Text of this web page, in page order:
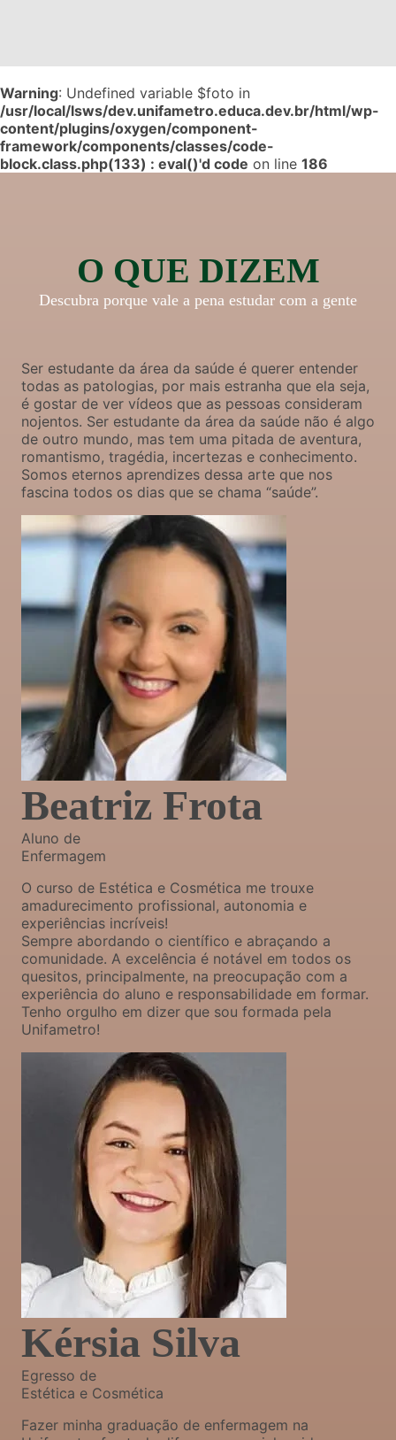
Warning: Undefined variable $foto in
/usr/local/lsws/dev.unifametro.educa.dev.br/html/wp-
content/plugins/oxygen/component-
framework/components/classes/code-
block.class.php(133) : eval()'d code on line 186
O QUE DIZEM
Descubra porque vale a pena estudar com a gente
Ser estudante da área da saúde é querer entender
todas as patologias, por mais estranha que ela seja,
é gostar de ver vídeos que as pessoas consideram
nojentos. Ser estudante da área da saúde não é algo
de outro mundo, mas tem uma pitada de aventura,
romantismo, tragédia, incertezas e conhecimento.
Somos eternos aprendizes dessa arte que nos
fascina todos os dias que se chama “saúde”.
Beatriz Frota
Aluno de
Enfermagem
O curso de Estética e Cosmética me trouxe
amadurecimento profissional, autonomia e
experiências incríveis!
Sempre abordando o científico e abraçando a
comunidade. A excelência é notável em todos os
quesitos, principalmente, na preocupação com a
experiência do aluno e responsabilidade em formar.
Tenho orgulho em dizer que sou formada pela
Unifametro!
Kérsia Silva
Egresso de
Estética e Cosmética
Fazer minha graduação de enfermagem na